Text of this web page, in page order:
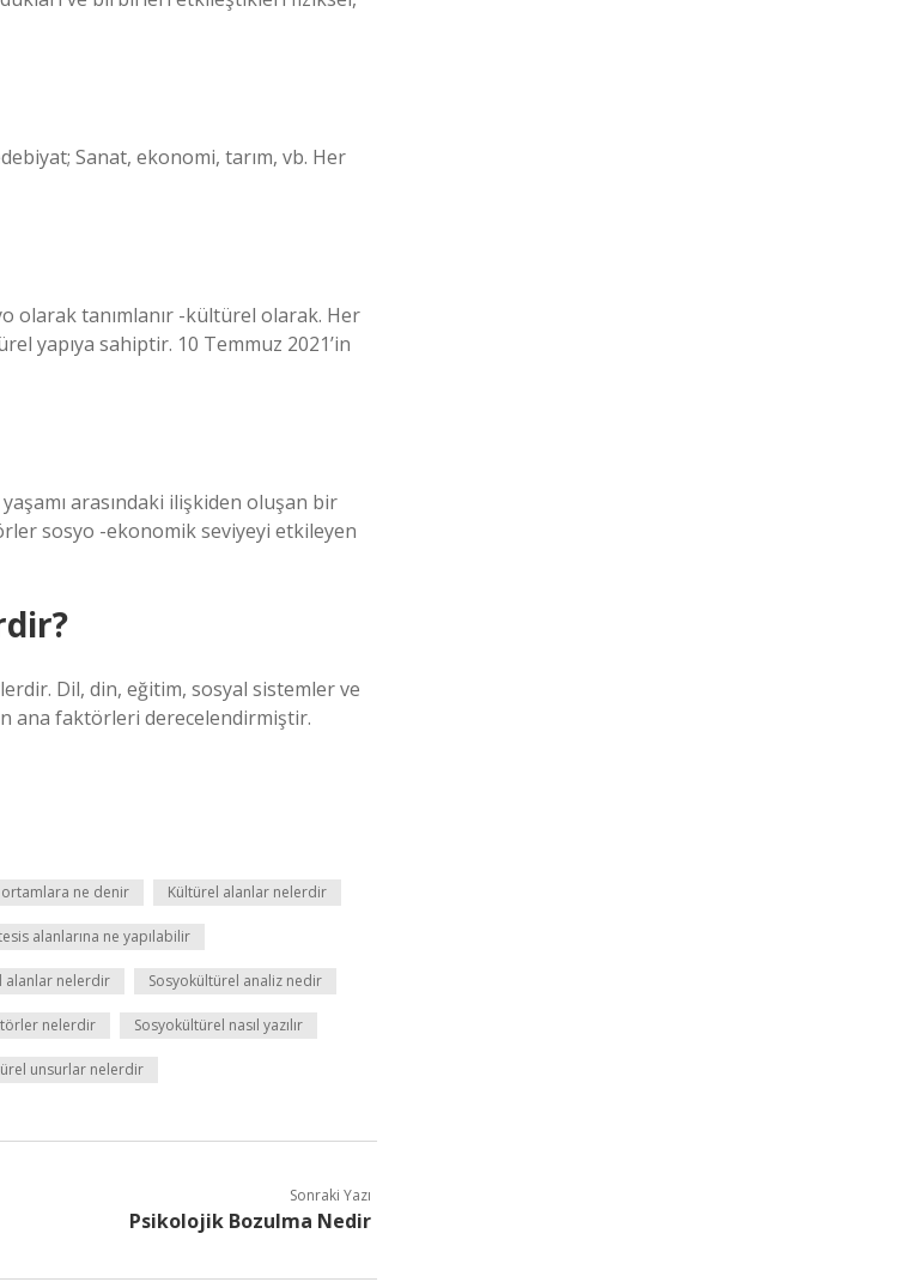
Sanat, ekonomi, tarım, vb. Her
olarak tanımlanır -kültürel olarak. Her
yapıya sahiptir. 10 Temmuz 2021’in
arasındaki ilişkiden oluşan bir
sosyo -ekonomik seviyeyi etkileyen
Dil, din, eğitim, sosyal sistemler ve
ana faktörleri derecelendirmiştir.
ortamlara ne denir Kültürel alanlar nelerdir
alanlarına ne yapılabilir
alanlar nelerdir Sosyokültürel analiz nedir
nelerdir Sosyokültürel nasıl yazılır
unsurlar nelerdir
Sonraki Yazı
Psikolojik Bozulma Nedir